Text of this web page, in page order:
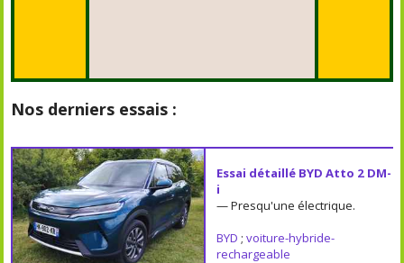
Nos derniers essais :
Essai détaillé BYD Atto 2 DM-
i
— Presqu'une électrique.
BYD ; voiture-hybride-
rechargeable